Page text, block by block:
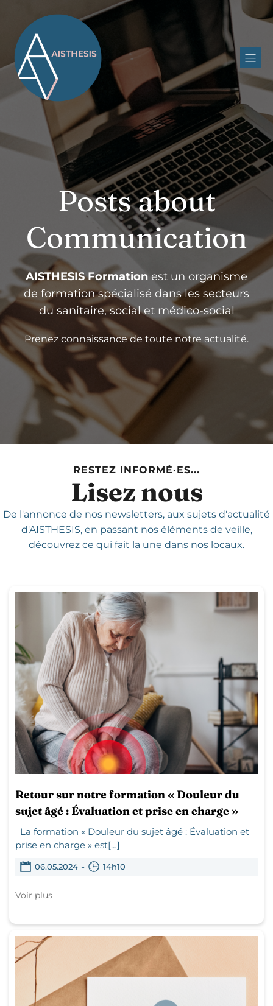
Posts about
Communication
AISTHESIS Formation est un organisme
de formation spécialisé dans les secteurs
du sanitaire, social et médico-social
Prenez connaissance de toute notre actualité.
RESTEZ INFORMÉ·ES...
Lisez nous
De l'annonce de nos newsletters, aux sujets d'actualité
d'AISTHESIS,en passant nos éléments de veille,
découvrez ce qui fait la une dans nos locaux.
Retour sur notre formation « Douleur du
sujet âgé : Évaluation et prise en charge »
La formation « Douleur du sujet âgé : Évaluation et
prise en charge » est[…]
06.05.2024 - 14h10
Voir plus